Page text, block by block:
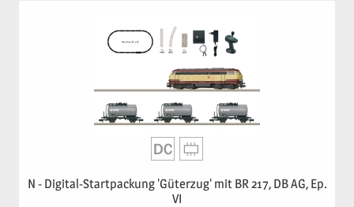
N - Digital-Startpackung 'Güterzug' mit BR 217, DB AG, Ep.
VI